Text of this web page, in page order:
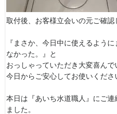
取付後、お客様立会いの元ご確認
『まさか、今日中に使えるよう
なかった。』と
おっしゃっていただき大変喜んで
今日からご安心してお使いくださ
本日は『あいち水道職人』にご
ました。